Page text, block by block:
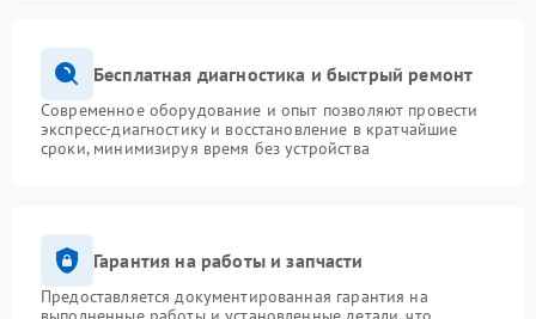
Бесплатная диагностика и быстрый ремонт
Современное оборудование и опыт позволяют провести
экспресс-диагностику и восстановление в кратчайшие
сроки, минимизируя время без устройства
Гарантия на работы и запчасти
Предоставляется документированная гарантия на